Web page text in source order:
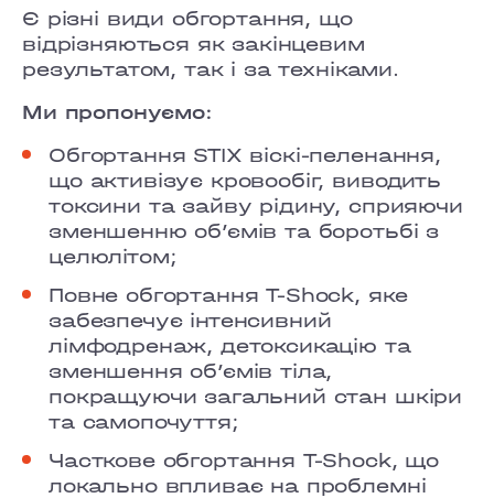
Є різні види обгортання, що
відрізняються як закінцевим
результатом, так і за техніками.
Ми пропонуємо:
Обгортання STIX віскі-пеленання,
що активізує кровообіг, виводить
токсини та зайву рідину, сприяючи
зменшенню об’ємів та боротьбі з
целюлітом;
Повне обгортання T-Shock, яке
забезпечує інтенсивний
лімфодренаж, детоксикацію та
зменшення об’ємів тіла,
покращуючи загальний стан шкіри
та самопочуття;
Часткове обгортання T-Shock, що
локально впливає на проблемні